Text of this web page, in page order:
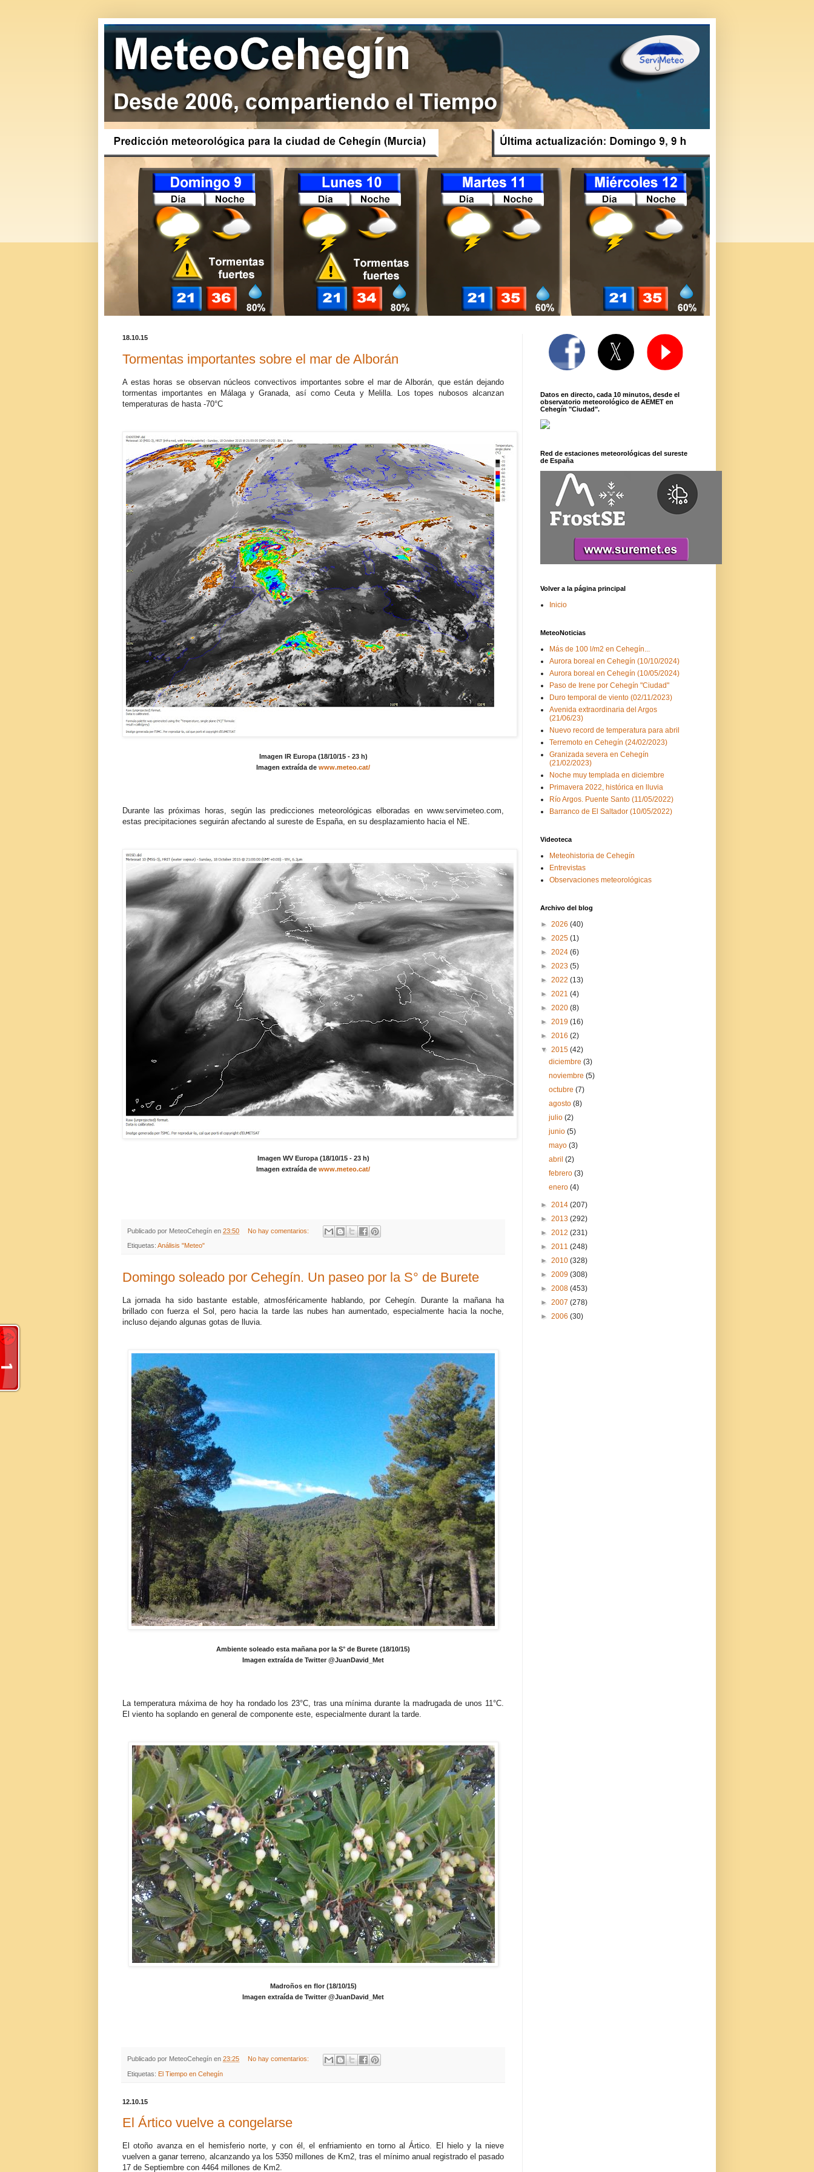
18.10.15
Tormentas importantes sobre el mar de Alborán
A estas horas se observan núcleos convectivos importantes sobre el mar de Alborán, que están dejando
tormentas importantes en Málaga y Granada, así como Ceuta y Melilla. Los topes nubosos alcanzan
temperaturas de hasta -70°C
Imagen IR Europa (18/10/15 - 23 h)
Imagen extraída de www.meteo.cat/
Durante las próximas horas, según las predicciones meteorológicas elboradas en www.servimeteo.com,
estas precipitaciones seguirán afectando al sureste de España, en su desplazamiento hacia el NE.
Imagen WV Europa (18/10/15 - 23 h)
Imagen extraída de www.meteo.cat/
Publicado por MeteoCehegín en 23:50 No hay comentarios:
Etiquetas: Análisis "Meteo"
Domingo soleado por Cehegín. Un paseo por la S° de Burete
La jornada ha sido bastante estable, atmosféricamente hablando, por Cehegín. Durante la mañana ha
brillado con fuerza el Sol, pero hacia la tarde las nubes han aumentado, especialmente hacia la noche,
incluso dejando algunas gotas de lluvia.
Ambiente soleado esta mañana por la S° de Burete (18/10/15)
Imagen extraída de Twitter @JuanDavid_Met
La temperatura máxima de hoy ha rondado los 23°C, tras una mínima durante la madrugada de unos 11°C.
El viento ha soplando en general de componente este, especialmente durant la tarde.
Madroños en flor (18/10/15)
Imagen extraída de Twitter @JuanDavid_Met
Publicado por MeteoCehegín en 23:25 No hay comentarios:
Etiquetas: El Tiempo en Cehegín
12.10.15
El Ártico vuelve a congelarse
El otoño avanza en el hemisferio norte, y con él, el enfriamiento en torno al Ártico. El hielo y la nieve
vuelven a ganar terreno, alcanzando ya los 5350 millones de Km2, tras el mínimo anual registrado el pasado
17 de Septiembre con 4464 millones de Km2.
Datos en directo, cada 10 minutos, desde el
observatorio meteorológico de AEMET en
Cehegín "Ciudad".
Red de estaciones meteorológicas del sureste
de España
Volver a la página principal
Inicio
MeteoNoticias
Más de 100 l/m2 en Cehegín...
Aurora boreal en Cehegín (10/10/2024)
Aurora boreal en Cehegín (10/05/2024)
Paso de Irene por Cehegín "Ciudad"
Duro temporal de viento (02/11/2023)
Avenida extraordinaria del Argos
(21/06/23)
Nuevo record de temperatura para abril
Terremoto en Cehegín (24/02/2023)
Granizada severa en Cehegín
(21/02/2023)
Noche muy templada en diciembre
Primavera 2022, histórica en lluvia
Río Argos. Puente Santo (11/05/2022)
Barranco de El Saltador (10/05/2022)
Videoteca
Meteohistoria de Cehegín
Entrevistas
Observaciones meteorológicas
Archivo del blog
► 2026 (40)
► 2025 (1)
► 2024 (6)
► 2023 (5)
► 2022 (13)
► 2021 (4)
► 2020 (8)
► 2019 (16)
► 2016 (2)
▼ 2015 (42)
diciembre(3)
noviembre(5)
octubre(7)
agosto(8)
julio(2)
junio(5)
mayo(3)
abril(2)
febrero(3)
enero(4)
► 2014 (207)
► 2013 (292)
► 2012 (231)
► 2011 (248)
► 2010 (328)
► 2009 (308)
► 2008 (453)
► 2007 (278)
► 2006 (30)